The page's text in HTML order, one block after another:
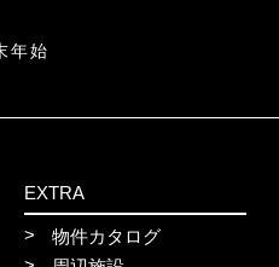
年始
EXTRA
物件カタログ